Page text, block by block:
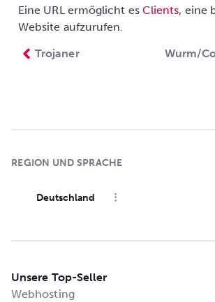
Eine URL ermöglicht es Clients, eine
Website aufzurufen.
Trojaner
REGION UND SPRACHE
Deutschland
Unsere Top-Seller
Webhosting